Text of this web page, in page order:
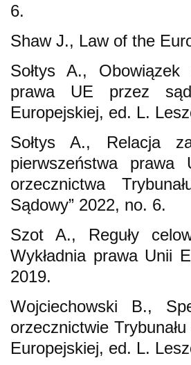
6.
Shaw J., Law of the
Sołtys A., Obowiązek
prawa UE przez
Europejskiej, ed. L.
Sołtys A., Relacja
pierwszeństwa prawa
orzecznictwa
Sądowy” 2022, no. 6.
Szot A., Reguły
Wykładnia prawa Unii
2019.
Wojciechowski B.,
orzecznictwie
Europejskiej, ed. L.